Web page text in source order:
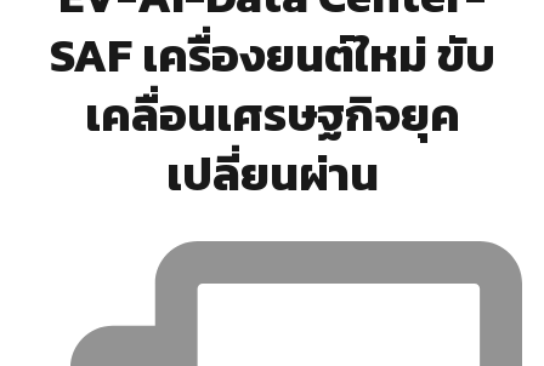
SAF เครื่องยนต์ใหม่ ขับ
เคลื่อนเศรษฐกิจยุค
เปลี่ยนผ่าน